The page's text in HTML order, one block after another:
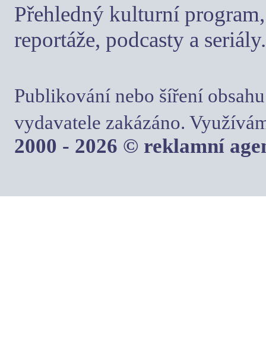
Přehledný kulturní
reportáže, podcasty a seriály.
Publikování nebo šíření
vydavatele zakázáno.
2000 - 2026 © reklamní